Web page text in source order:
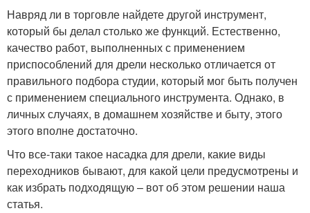
Навряд ли в торговле найдете другой инструмент,
который бы делал столько же функций. Естественно,
качество работ, выполненных с применением
приспособлений для дрели несколько отличается от
правильного подбора студии, который мог быть получен
с применением специального инструмента. Однако, в
личных случаях, в домашнем хозяйстве и быту, этого
этого вполне достаточно.
Что все-таки такое насадка для дрели, какие виды
переходников бывают, для какой цели предусмотрены и
как избрать подходящую – вот об этом решении наша
статья.